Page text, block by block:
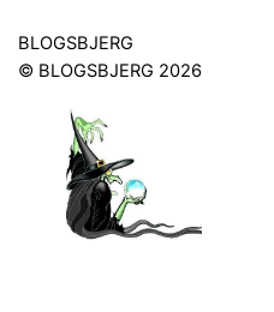
Back
To
BLOGSBJERG
© BLOGSBJERG 2026